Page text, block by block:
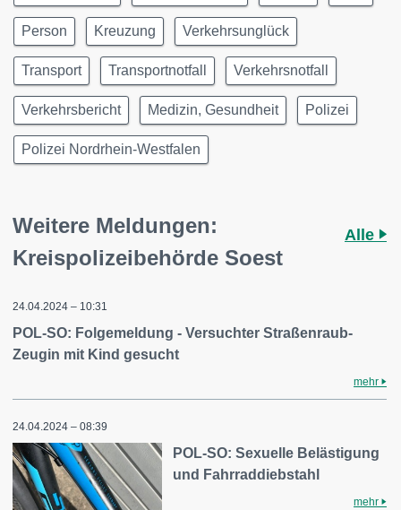
Person Kreuzung Verkehrsunglück
Transport Transportnotfall Verkehrsnotfall
Verkehrsbericht Medizin, Gesundheit Polizei
Polizei Nordrhein-Westfalen
Weitere Meldungen:
Kreispolizeibehörde Soest
Alle
24.04.2024 – 10:31
POL-SO: Folgemeldung - Versuchter Straßenraub-
Zeugin mit Kind gesucht
mehr
24.04.2024 – 08:39
POL-SO: Sexuelle Belästigung
und Fahrraddiebstahl
mehr